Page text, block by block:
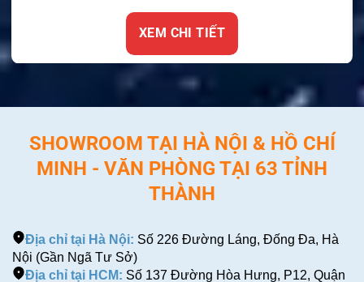
XEM CHI TIẾT
SHOWROOM TẠI HÀ NỘI & HỒ CHÍ
MINH - VĂN PHÒNG TẠI 63 TỈNH
THÀNH
Địa chỉ tại Hà Nội: Số 226 Đường Láng, Đống Đa, Hà
Nội (Gần Ngã Tư Sở)
Địa chỉ tại HCM: Số 137 Đường Hòa Hưng, P12, Quận